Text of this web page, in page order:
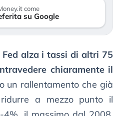
come
su Google
Fed alza i tassi di altri 75
chiaramente il
un rallentamento che già
a mezzo punto il